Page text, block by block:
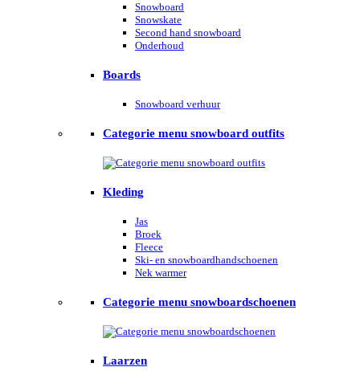
Snowboard
Snowskate
Second hand snowboard
Onderhoud
Boards
Snowboard verhuur
Categorie menu snowboard outfits
Kleding
Jas
Broek
Fleece
Ski- en snowboardhandschoenen
Nek warmer
Categorie menu snowboardschoenen
Laarzen